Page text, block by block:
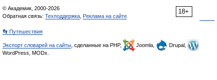
18+
© Академик, 2000-2026
Обратная связь: Техподдержка Реклама на сайте
👣 Путешествия
Экспорт словарей на сайты , сделанные на PHP, Joomla,
Drupal,
WordPress, MODx.